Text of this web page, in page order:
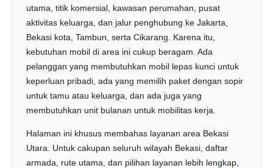
utama, titik komersial, kawasan perumahan, pusat
aktivitas keluarga, dan jalur penghubung ke Jakarta,
Bekasi kota, Tambun, serta Cikarang. Karena itu,
kebutuhan mobil di area ini cukup beragam. Ada
pelanggan yang membutuhkan mobil lepas kunci untuk
keperluan pribadi, ada yang memilih paket dengan sopir
untuk tamu atau keluarga, dan ada juga yang
membutuhkan unit bulanan untuk mobilitas kerja.
Halaman ini khusus membahas layanan area Bekasi
Utara. Untuk cakupan seluruh wilayah Bekasi, daftar
armada, rute utama, dan pilihan layanan lebih lengkap,